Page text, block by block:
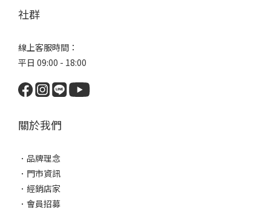
社群
線上客服時間：
平日 09:00 - 18:00
關於我們
． 品牌理念
． 門市資訊
． 經銷店家
． 會員招募